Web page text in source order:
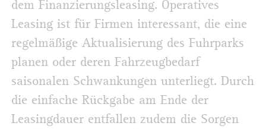
dem Finanzierungsleasing. Operatives
Leasing ist für Firmen interessant, die eine
regelmäßige Aktualisierung des Fuhrparks
planen oder deren Fahrzeugbedarf
saisonalen Schwankungen unterliegt. Durch
die einfache Rückgabe am Ende der
Leasingdauer entfallen zudem die Sorgen